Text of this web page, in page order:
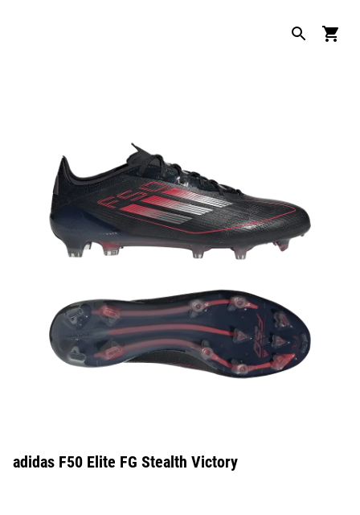
adidas F50 Elite FG Stealth Victory